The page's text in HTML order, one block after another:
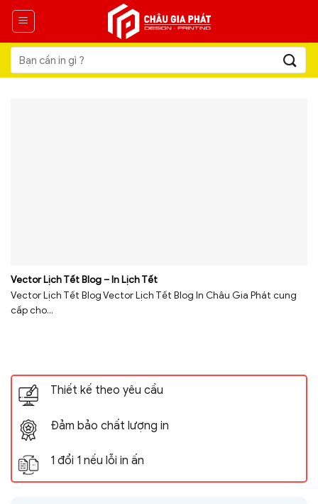
Skip
content
Tìm
kiếm:
Vector Lịch Tết Blog – In Lịch Tết
Vector Lịch Tết Blog Vector Lịch Tết Blog In Châu Gia Phát cung
cấp cho...
Thiết kế theo yêu cầu
Đảm bảo chất lượng in
1 đổi 1 nếu lỗi in ấn